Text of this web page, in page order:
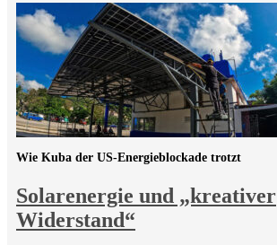
Solarenergie und „kreativer
Widerstand“
Wie Kuba der US-Energieblockade trotzt